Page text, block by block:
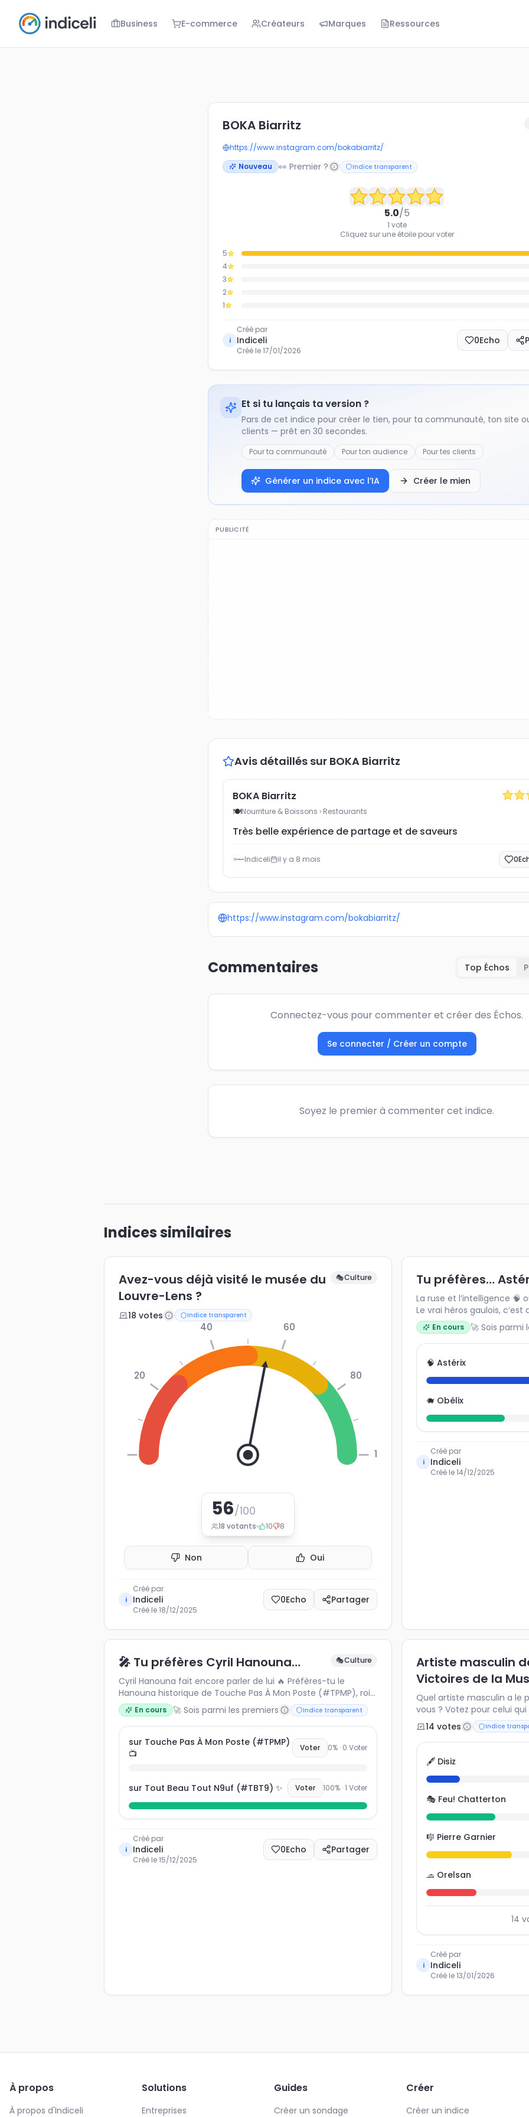
Business E-commerce Créateurs Marques Ressources
BOKA Biarritz
BOKA Biarritz
https://www.instagram.com/bokabiarritz/
Nouveau
👀 Premier ? Indice transparent
5.0/5
1 vote
Cliquez sur une étoile pour voter
5
4
3
2
1
i
Créé par
Indiceli
Créé le17/01/2026
0Echo
Et si tu lançais ta version ?
Pars de cet indice pour créer le tien, pour ta communauté, ton site
clients — prêt en 30 secondes.
Pour ta communauté Pour ton audience Pour tes clients
Générer un indice avec l’IA Créer le mien
PUBLICITÉ
Avis détaillés sur BOKA Biarritz
BOKA Biarritz
🍽Nourriture & Boissons › Restaurants
Très belle expérience de partage et de saveurs
Indiceli il y a 8 mois 0
https://www.instagram.com/bokabiarritz/
Commentaires Top Échos
Connectez-vous pour commenter et créer des Échos.
Se connecter / Créer un compte
Soyez le premier à commenter cet indice.
Indices similaires
Avez-vous déjà visité le musée du
Louvre-Lens ?
🎭Culture
18 votes Indice transparent
20
40 60
80
100
56/100
18 votants 10 8
Non Oui
i
Créé par
Indiceli
Créé le18/12/2025
0Echo Partager
Tu préfères…
La ruse et l’intelligence 🧠
Le vrai héros gaulois, c’est
En cours 🚀 Sois parmi
🧠 Astérix
🐗 Obélix
i
Créé par
Indiceli
Créé le14/12/2025
🎤 Tu préfères Cyril Hanouna… 🎭Culture
Cyril Hanouna fait encore parler de lui 🔥 Préfères-tu le
Hanouna historique de Touche Pas À Mon Poste (#TPMP), roi
du buzz et des débats explosifs, ou le nouveau visage plus
léger et renouvelé de Tout Beau Tout N9uf (#TBT9) ? Vote,
compare les avis et découvre ce que pensent vraiment les
internautes sur l’avenir de Cyril Hanouna à la télévision 📺💬
En cours 🚀 Sois parmi les premiers Indice transparent
sur Touche Pas À Mon Poste (#TPMP)
📺
Voter 0% · 0 Voter
sur Tout Beau Tout N9uf (#TBT9) ✨ Voter 100% ·1 Voter
i
Créé par
Indiceli
Créé le15/12/2025
0Echo Partager
Artiste masculin
Victoires de la
Quel artiste masculin a le
vous ? Votez pour celui
14 votes Indice
🖋️ Disiz
🎭 Feu! Chatterton
🎼 Pierre Garnier
🧢 Orelsan
14
i
Créé par
Indiceli
Créé le13/01/2026
À propos
À propos d'Indiceli
Solutions
Entreprises
Guides
Créer un sondage
Créer
Créer un indice